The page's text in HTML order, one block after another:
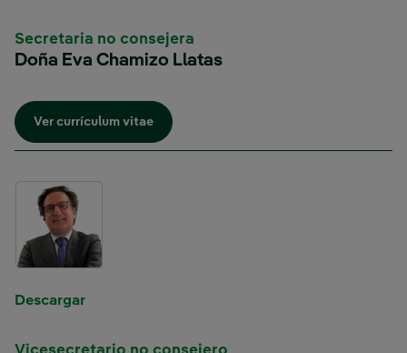
Secretaria no consejera
Doña Eva Chamizo Llatas
Ver currículum vitaeEnlace externo, se abre en ventana nueva.
DescargarEnlace externo, se abre en ventana nueva.